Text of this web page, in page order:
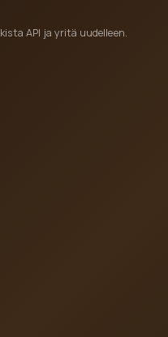
API ja yritä uudelleen.